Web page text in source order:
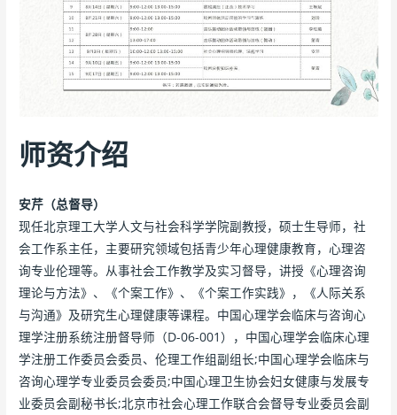
师资介绍
安芹（总督导）
现任北京理工大学人文与社会科学学院副教授，硕士生导师，社
会工作系主任，主要研究领域包括青少年心理健康教育，心理咨
询专业伦理等。从事社会工作教学及实习督导，讲授《心理咨询
理论与方法》、《个案工作》、《个案工作实践》，《人际关系
与沟通》及研究生心理健康等课程。中国心理学会临床与咨询心
理学注册系统注册督导师（D-06-001），中国心理学会临床心理
学注册工作委员会委员、伦理工作组副组长;中国心理学会临床与
咨询心理学专业委员会委员;中国心理卫生协会妇女健康与发展专
业委员会副秘书长;北京市社会心理工作联合会督导专业委员会副